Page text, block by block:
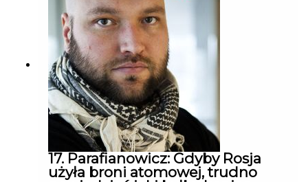
17. Parafianowicz: Gdyby Rosja
użyła broni atomowej, trudno